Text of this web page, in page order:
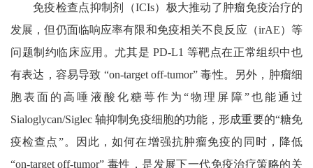
免疫检查点抑制剂（ICIs）极大推动了肿瘤免疫治疗的
发展，但仍面临响应率有限和免疫相关不良反应（irAE）等
问题制约临床应用。尤其是 PD-L1 等靶点在正常组织中也
有表达，容易导致 “on-target off-tumor”毒性。另外，肿瘤细
胞表面的高唾液酸化糖萼作为“物理屏障”也能通过
Sialoglycan/Siglec轴抑制免疫细胞的功能，形成重要的“糖免
疫检查点”。因此，如何在增强抗肿瘤免疫的同时，降低
“on-target off-tumor” 毒性，是发展下一代免疫治疗策略的关